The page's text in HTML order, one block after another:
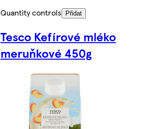
Quantity controls
Přidat
Tesco Kefírové mléko
meruňkové 450g